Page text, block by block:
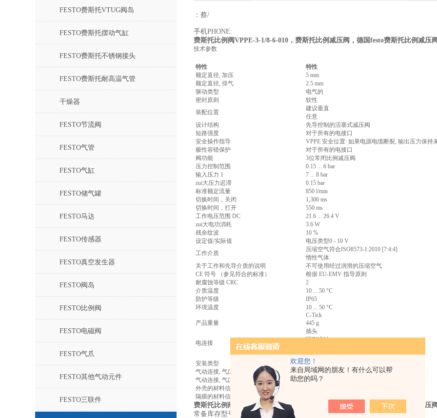
欢迎您！
来自局域网的朋友！有什么可以帮
助您的吗？
FESTO费斯托VTUG阀岛
FESTO费斯托摆动气缸
FESTO费斯托不锈钢接头
FESTO费斯托耐高温气管
干燥器
FESTO节流阀
FESTO气管
FESTO气缸
FESTO储气罐
FESTO马达
FESTO传感器
FESTO真空发生器
FESTO阀岛
FESTO比例阀
FESTO电磁阀
FESTO气爪
FESTO其他气动元件
FESTO三联件
：蔡/
手机PHONE:
费斯托比例阀VPPE-3-1/8-6-010，费斯托比例减压阀，德国festo费斯托比例减压
技术参数
特性
特性
额定直径, 加压
5 mm
额定直径, 排气
2.5 mm
驱动类型
电气的
密封原则
软性
装配位置
建议垂直
任意
设计结构
先导控制的活塞式减压阀
短路强度
对于所有的电接口
安全操作指导
VPPE 安全位置: 如果电源电缆断裂, 输出压力保持
极性容错保护
对于所有的电接口
阀功能
3位常闭比例减压阀
压力控制范围
0.15 ... 6 bar
输入压力 1
7 ... 8 bar
zui大压力迟滞
0.15 bar
标准额定流量
850 l/min
切换时间，关闭
1,300 ms
切换时间，打开
550 ms
工作电压范围 DC
21.6 ... 26.4 V
zui大电功消耗
3.6 W
残余纹波
10 %
设定值/实际值
电压类型0 - 10 V
工作介质
压缩空气符合ISO8573-1:2010 [7:4:4]
惰性气体
关于工作和先导介质的说明
不可使用经过润滑的压缩空气
CE 符号 （参见符合的标准）
根据 EU-EMV 指导原则
耐腐蚀等级 CRC
2
介质温度
10 ... 50 °C
防护等级
IP65
环境温度
10 ... 50 °C
C-Tick
产品重量
445 g
电连接
插头
圆形设计
4针
安装类型
带通孔
气动连接, 气口 1
G1/8
气动连接, 气口 2
G1/8
外壳的材料信息
隔膜的材料信息
费斯托比例阀VPPE-3-1/8-6-010，费斯托比例减压阀，德国festo费斯托比例减压
常备库存型号